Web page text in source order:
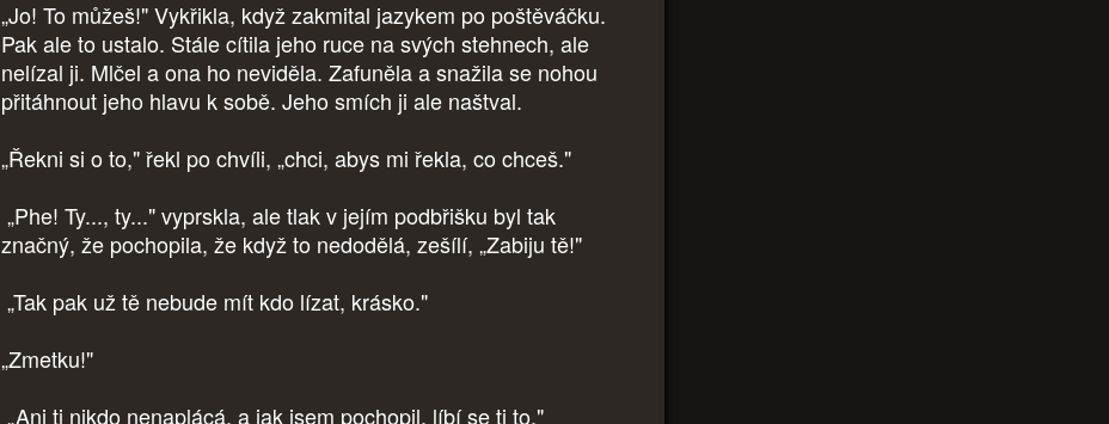
„Jo! To můžeš!" Vykřikla, když zakmital jazykem po poštěváčku.
Pak ale to ustalo. Stále cítila jeho ruce na svých stehnech, ale
nelízal ji. Mlčel a ona ho neviděla. Zafuněla a snažila se nohou
přitáhnout jeho hlavu k sobě. Jeho smích ji ale naštval.
„Řekni si o to," řekl po chvíli, „chci, abys mi řekla, co chceš."
„Phe! Ty..., ty..." vyprskla, ale tlak v jejím podbřišku byl tak
značný, že pochopila, že když to nedodělá, zešílí, „Zabiju tě!"
„Tak pak už tě nebude mít kdo lízat, krásko."
„Zmetku!"
„Ani ti nikdo nenaplácá, a jak jsem pochopil, líbí se ti to."